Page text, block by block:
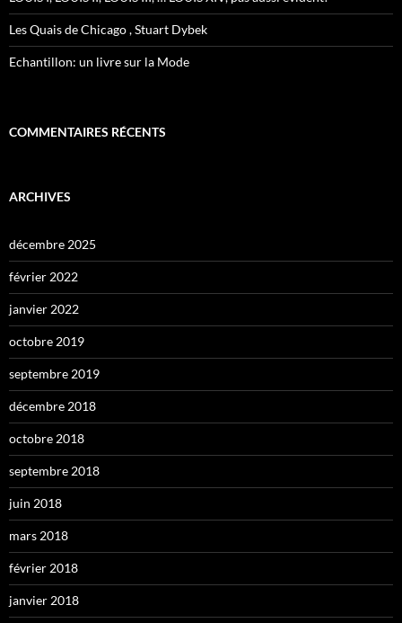
Les Quais de Chicago , Stuart Dybek
Echantillon: un livre sur la Mode
COMMENTAIRES RÉCENTS
ARCHIVES
décembre 2025
février 2022
janvier 2022
octobre 2019
septembre 2019
décembre 2018
octobre 2018
septembre 2018
juin 2018
mars 2018
février 2018
janvier 2018